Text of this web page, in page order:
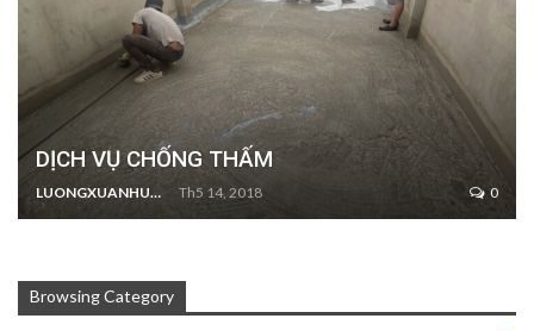
DỊCH VỤ CHỐNG THẤM
LUONGXUANHUNG Th5 14, 2018 0
Browsing Category